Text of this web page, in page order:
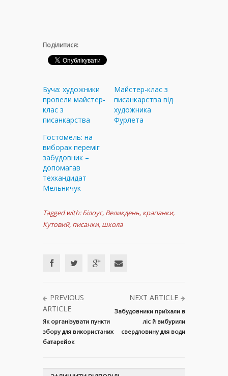
Поділитися:
Буча: художники
провели майстер-
клас з
писанкарства
Майстер-клас з
писанкарства від
художника
Фурлета
Гостомель: на
виборах переміг
забудовник –
допомагав
техкандидат
Мельничук
Tagged with: Білоус, Великдень, крапанки,
Кутовий, писанки, школа
PREVIOUS
ARTICLE
Як організувати пункти
збору для використаних
батарейок
NEXT ARTICLE
Забудовники приїхали в
ліс й вибурили
свердловину для води